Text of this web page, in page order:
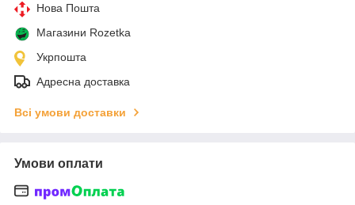
Нова Пошта
Магазини Rozetka
Укрпошта
Адресна доставка
Всі умови доставки
Умови оплати